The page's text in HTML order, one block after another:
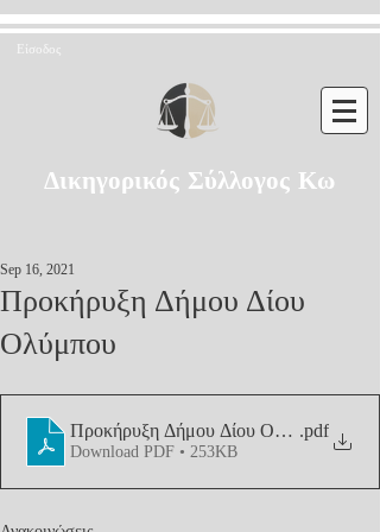
Είσοδος
Δικηγορικός Σύλλογος Κω
Προκήρυξη Δήμου Δίου
Ολύμπου
Sep 16, 2021
Προκήρυξη Δήμου Δίου Ολύμπου
.pdf
Download PDF • 253KB